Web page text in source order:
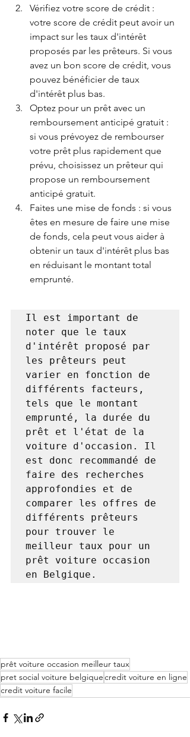
Vérifiez votre score de crédit :
votre score de crédit peut avoir un
impact sur les taux d'intérêt
proposés par les prêteurs. Si vous
avez un bon score de crédit, vous
pouvez bénéficier de taux
d'intérêt plus bas.
Optez pour un prêt avec un
remboursement anticipé gratuit :
si vous prévoyez de rembourser
votre prêt plus rapidement que
prévu, choisissez un prêteur qui
propose un remboursement
anticipé gratuit.
Faites une mise de fonds : si vous
êtes en mesure de faire une mise
de fonds, cela peut vous aider à
obtenir un taux d'intérêt plus bas
en réduisant le montant total
emprunté.
Il est important de
noter que le taux
d'intérêt proposé par
les prêteurs peut
varier en fonction de
différents facteurs,
tels que le montant
emprunté, la durée du
prêt et l'état de la
voiture d'occasion. Il
est donc recommandé de
faire des recherches
approfondies et de
comparer les offres de
différents prêteurs
pour trouver le
meilleur taux pour un
prêt voiture occasion
prêt voiture occasion meilleur taux
pret social voiture belgiquecredit voiture en ligne
credit voiture facile